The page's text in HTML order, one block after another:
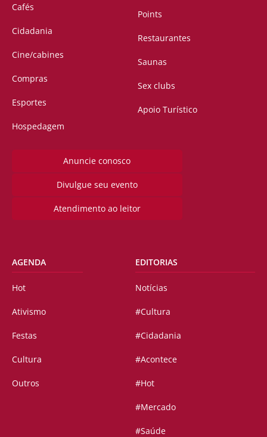
Cafés
Cidadania
Cine/cabines
Compras
Esportes
Hospedagem
Points
Restaurantes
Saunas
Sex clubs
Apoio Turístico
Anuncie conosco
Divulgue seu evento
Atendimento ao leitor
AGENDA
Hot
Ativismo
Festas
Cultura
Outros
EDITORIAS
Notícias
#Cultura
#Cidadania
#Acontece
#Hot
#Mercado
#Saúde